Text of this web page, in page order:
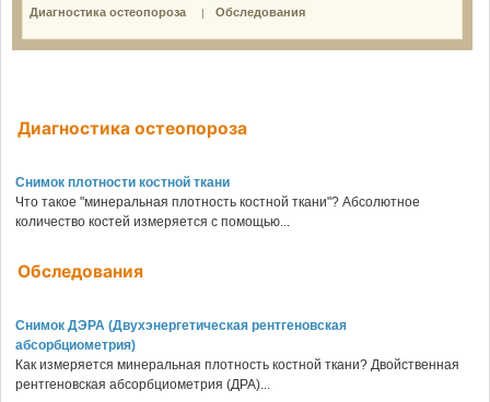
Диагностика остеопороза | Обследования
Диагностика остеопороза
Снимок плотности костной ткани
Что такое "минеральная плотность костной ткани"? Абсолютное
количество костей измеряется с помощью...
Обследования
Снимок ДЭРА (Двухэнергетическая рентгеновская
абсорбциометрия)
Как измеряется минеральная плотность костной ткани? Двойственная
рентгеновская абсорбциометрия (ДРА)...